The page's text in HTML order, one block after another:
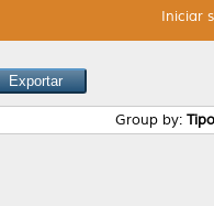
Iniciar
Group by: